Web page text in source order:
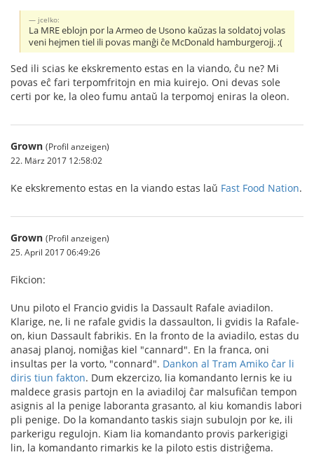
jcelko:
La MRE eblojn por la Armeo de Usono kaŭzas la soldatoj volas
veni hejmen tiel ili povas manĝi ĉe McDonald hamburgerojj. ;(
Sed ili scias ke ekskremento estas en la viando, ĉu ne? Mi
povas eĉ fari terpomfritojn en mia kuirejo. Oni devas sole
certi por ke, la oleo fumu antaŭ la terpomoj eniras la oleon.
Grown (Profil anzeigen)
22. März 2017 12:58:02
Ke ekskremento estas en la viando estas laŭ Fast Food Nation.
Grown (Profil anzeigen)
25. April 2017 06:49:26
Fikcion:
Unu piloto el Francio gvidis la Dassault Rafale aviadilon.
Klarige, ne, li ne rafale gvidis la dassaulton, li gvidis la Rafale-
on, kiun Dassault fabrikis. En la fronto de la aviadilo, estas du
anasaj planoj, nomiĝas kiel "cannard". En la franca, oni
insultas per la vorto, "connard". Dankon al Tram Amiko ĉar li
diris tiun fakton. Dum ekzercizo, lia komandanto lernis ke iu
maldece grasis partojn en la aviadiloj ĉar malsufiĉan tempon
asignis al la penige laboranta grasanto, al kiu komandis labori
pli penige. Do la komandanto taskis siajn subulojn por ke, ili
parkerigu regulojn. Kiam lia komandanto provis parkerigigi
lin, la komandanto rimarkis ke la piloto estis distriĝema.